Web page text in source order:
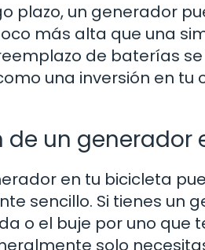
plazo, un generador
más alta que una
de baterías
una inversión en
de un generador
en tu bicicleta
sencillo. Si tienes un
o el buje por uno que
solo